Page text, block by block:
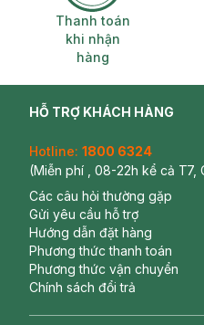
Thanh toán khi
Thanh toán
khi nhận
hàng
HỖ TRỢ KHÁCH HÀNG
Hotline: 1800 6324
(Miễn phí , 08-22h kể cả T7,
Các câu hỏi thường gặp
Gửi yêu cầu hỗ trợ
Hướng dẫn đặt hàng
Phương thức thanh toán
Phương thức vận chuyển
Chính sách đổi trả